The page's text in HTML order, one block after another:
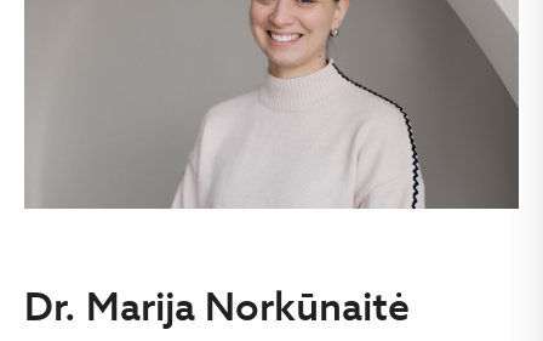
Dr. Marija Norkūnaitė